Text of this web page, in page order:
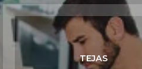
TEJAS